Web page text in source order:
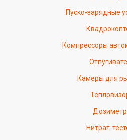
Пуско-зарядные
Компрессоры
Камеры для
Нитрат-